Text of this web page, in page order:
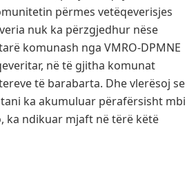
përmes vetëqeverisjes
nuk ka përzgjedhur nëse
komunash nga VMRO-DPMNE
në të gjitha komunat
të barabarta. Dhe vlerësoj se
ka akumuluar përafërsisht mbi
ka ndikuar mjaft në tërë këtë